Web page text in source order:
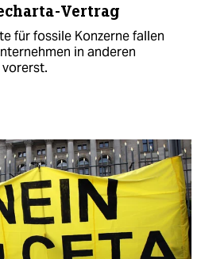
Vertrag
für fossile Konzerne fallen
in anderen